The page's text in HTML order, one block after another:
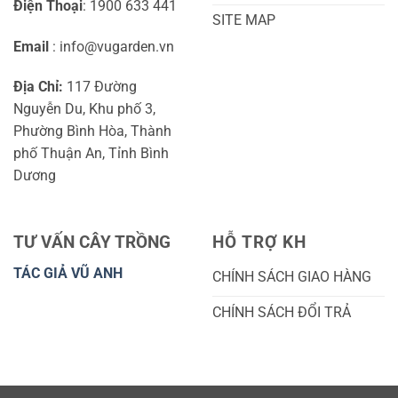
Điện Thoại: 1900 633 441
Email : info@vugarden.vn
Địa Chỉ: 117 Đường
Nguyễn Du, Khu phố 3,
Phường Bình Hòa, Thành
phố Thuận An, Tỉnh Bình
Dương
SITE MAP
TƯ VẤN CÂY TRỒNG
TÁC GIẢ VŨ ANH
HỖ TRỢ KH
CHÍNH SÁCH GIAO HÀNG
CHÍNH SÁCH ĐỔI TRẢ